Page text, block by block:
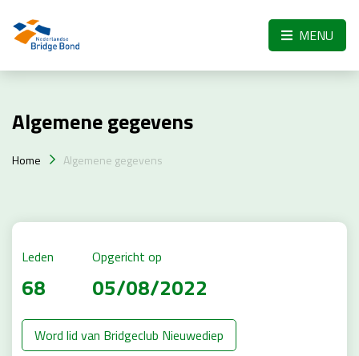
MENU
Algemene gegevens
Home Algemene gegevens
Leden
68
Opgericht op
05/08/2022
Word lid van Bridgeclub Nieuwediep